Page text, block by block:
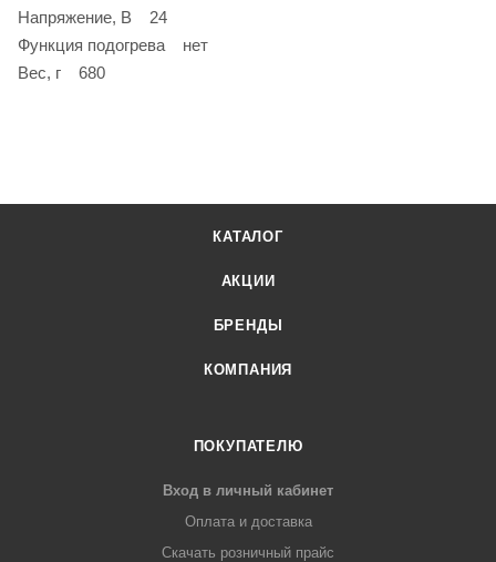
Напряжение, В 24
Функция подогрева нет
Вес, г 680
КАТАЛОГ
АКЦИИ
БРЕНДЫ
КОМПАНИЯ
ПОКУПАТЕЛЮ
Вход в личный кабинет
Оплата и доставка
Скачать розничный прайс